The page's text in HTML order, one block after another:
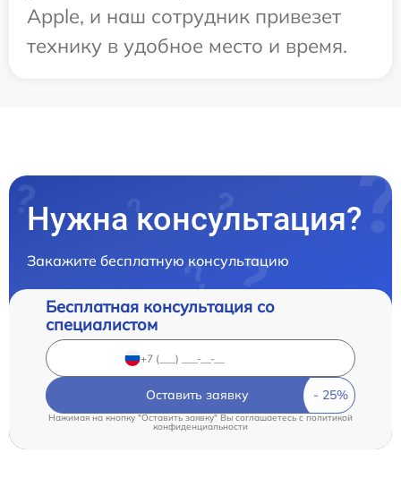
Apple, и наш сотрудник привезет
технику в удобное место и время.
Нужна консультация?
Закажите бесплатную консультацию
Бесплатная консультация со
специалистом
Оставить заявку
Нажимая на кнопку "Оставить заявку" Вы соглашаетесь cполитикой
конфиденциальности